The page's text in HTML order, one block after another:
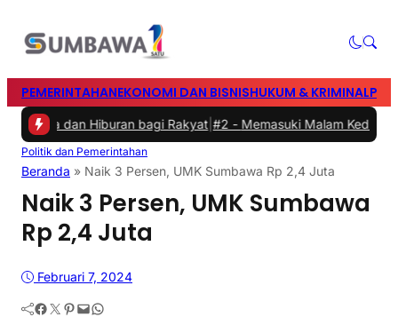
PEMERINTAHANEKONOMI DAN BISNISHUKUM & KRIMINAL
dan Hiburan bagi Rakyat|#2 -Memasuki Malam Kedua yang
Politik dan Pemerintahan
Beranda » Naik 3 Persen, UMK Sumbawa Rp 2,4 Juta
Naik 3 Persen, UMK Sumbawa
Rp 2,4 Juta
Februari 7, 2024
Facebook Twitter Pinterest Mail WhatsApp